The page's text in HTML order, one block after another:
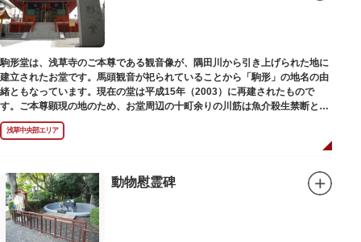
駒形堂は、浅草寺のご本尊である観音像が、隅田川から引き上げられた地に
建立されたお堂です。馬頭観音が祀られていることから「駒形」の地名の由
緒ともなっています。現在の堂は平成15年（2003）に再建されたもので
す。ご本尊顕現の地のため、お堂周辺の十町余りの川筋は魚介殺生禁断とな
り、戒殺碑が建立されました。
浅草中央部エリア
動物慰霊碑